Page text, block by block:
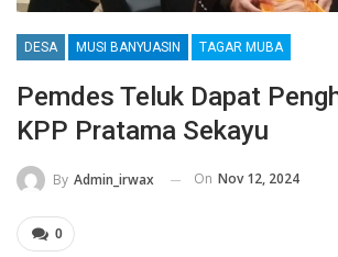
DESA MUSI BANYUASIN TAGAR MUBA
Pemdes Teluk Dapat
KPP Pratama Sekayu
By Admin_irwax On Nov 12, 2024
0